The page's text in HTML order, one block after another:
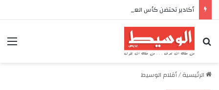
بحث عن
الرئيسية/أقلام الوسيط